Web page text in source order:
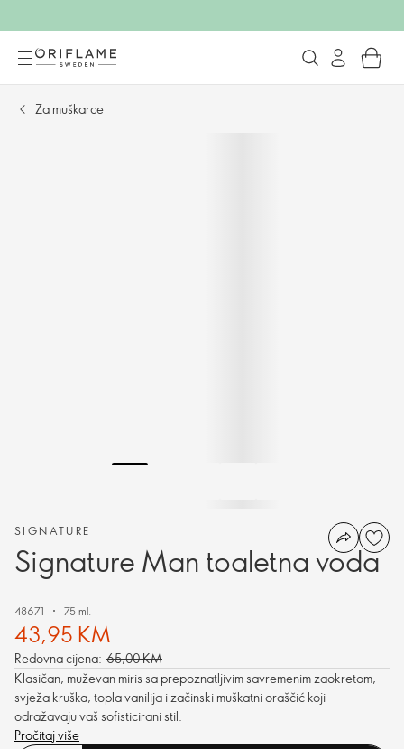
Za muškarce
SIGNATURE
Signature Man toaletna voda
48671 75 ml.
43,95 KM
Redovna cijena: 65,00 KM
Klasičan, muževan miris sa prepoznatljivim savremenim zaokretom,
svježa kruška, topla vanilija i začinski muškatni oraščić koji
odražavaju vaš sofisticirani stil.
Pročitaj više